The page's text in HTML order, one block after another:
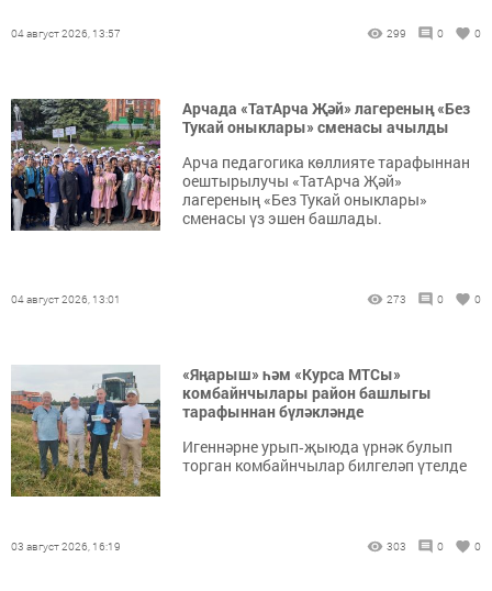
04 август 2026, 13:57 299 0 0
Арчада «ТатАрча Җәй» лагереның «Без
Тукай оныклары» сменасы ачылды
Арча педагогика көллияте тарафыннан
оештырылучы «ТатАрча Җәй»
лагереның «Без Тукай оныклары»
сменасы үз эшен башлады.
04 август 2026, 13:01 273 0 0
«Яңарыш» һәм «Курса МТСы»
комбайнчылары район башлыгы
тарафыннан бүләкләнде
Игеннәрне урып‑җыюда үрнәк булып
торган комбайнчылар билгеләп үтелде
03 август 2026, 16:19 303 0 0